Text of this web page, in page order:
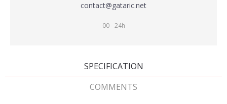
contact@gataric.net
00 - 24h
SPECIFICATION
COMMENTS